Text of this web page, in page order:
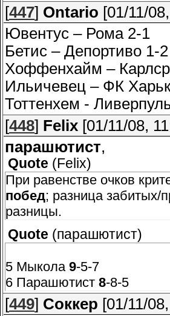
[447] Ontario [01/11/
Ювентус – Рома 2-1
Бетис – Депортиво 1-2
Хоффенхайм –
Ильичевец – ФК
Тоттенхем -
[448] Felix [01/11/08,
парашютист,
Quote ( Felix)
При равенстве очков
побед; разница забитых/
разницы.
Quote (парашютист)
5 Мыкола 9-5-7
6 Парашютист 8-8-5
[449] Соккер [01/11/